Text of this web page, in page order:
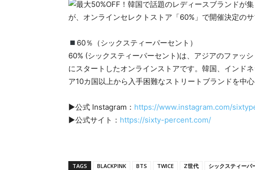
60％（シックスティーパーセント）
60% (シックスティーパーセント)は、アジアのファッ
にスタートしたオンラインストアです。韓国、インド
ア10カ国以上から入手困難なストリートブランドを中
▶公式 Instagram： https://www.instagram.com/
▶公式サイト： https://sixty-percent.com/
TAGS BLACKPINK BTS TWICE Z世代 シックスティーパ